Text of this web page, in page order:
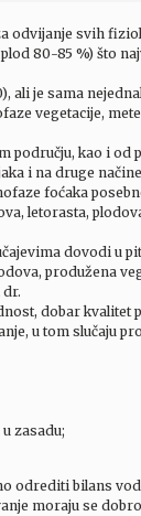
odvijanje svih
80-85 %) što
je sama
vegetacije,
kao i od
i na druge
foćaka
letorasta,
dovodi u
produžena
dobar kvalitet
u tom slučaju
zasadu;
bilans
moraju se